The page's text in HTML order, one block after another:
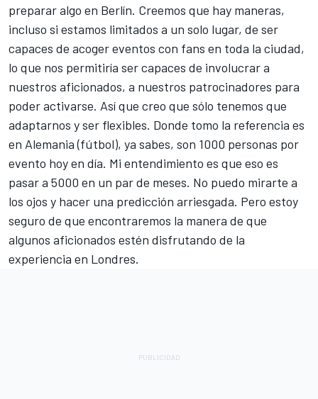
preparar algo en Berlín. Creemos que hay maneras,
incluso si estamos limitados a un solo lugar, de ser
capaces de acoger eventos con fans en toda la ciudad,
lo que nos permitiría ser capaces de involucrar a
nuestros aficionados, a nuestros patrocinadores para
poder activarse. Así que creo que sólo tenemos que
adaptarnos y ser flexibles. Donde tomo la referencia es
en Alemania (fútbol), ya sabes, son 1000 personas por
evento hoy en día. Mi entendimiento es que eso es
pasar a 5000 en un par de meses. No puedo mirarte a
los ojos y hacer una predicción arriesgada. Pero estoy
seguro de que encontraremos la manera de que
algunos aficionados estén disfrutando de la
experiencia en Londres.